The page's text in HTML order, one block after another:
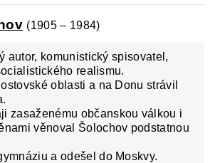
(1905 – 1984)
autor, komunistický spisovatel,
realismu.
oblasti a na Donu strávil
zasaženému občanskou válkou i
věnoval Šolochov podstatnou
a odešel do Moskvy.